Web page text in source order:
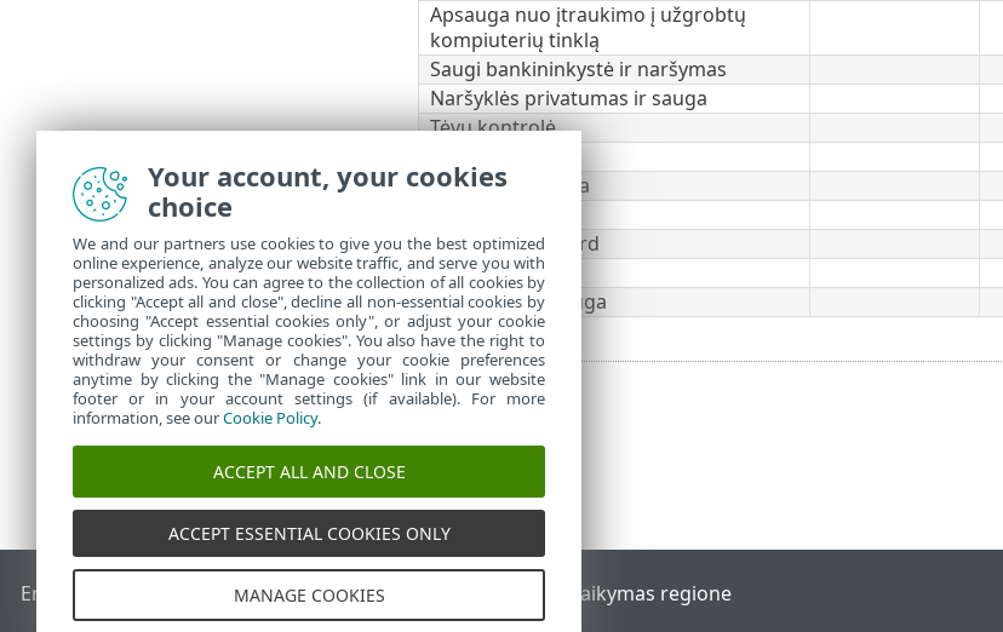
Apsauga nuo įtraukimo į užgrobtų
kompiuterių tinklą
Saugi bankininkystė ir naršymas
Naršyklės privatumas ir sauga
Tėvų kontrolė
ESET Secure Data
ESET Folder Guard
VPN
Tapatybės apsauga
End of Life ESET žinių bazėESET forumas Palaikymas regione
Your account, your cookies
choice
We and our partners use cookies to give you the best optimized
online experience, analyze our website traffic, and serve you with
personalized ads. You can agree to the collection of all cookies by
clicking "Accept all and close", decline all non-essential cookies by
choosing "Accept essential cookies only", or adjust your cookie
settings by clicking "Manage cookies". You also have the right to
withdraw your consent or change your cookie preferences
anytime by clicking the "Manage cookies" link in our website
footer or in your account settings (if available). For more
information, see ourCookie Policy.
ACCEPT ALL AND CLOSE
ACCEPT ESSENTIAL COOKIES ONLY
MANAGE COOKIES